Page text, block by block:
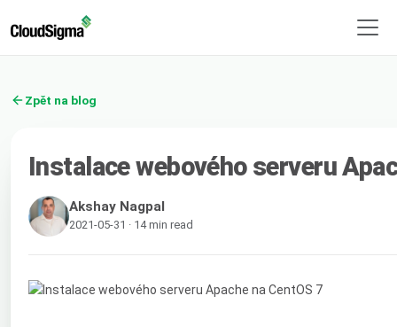
Zpět na blog
Instalace webového serveru
Akshay Nagpal
2021-05-31 · 14 min read